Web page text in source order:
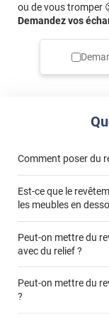
ou de vous tromper
Demandez vos
Comment poser du
«
Est-ce que le
les meubles en
Peut-on mettre du
avec du relief ?
Peut-on mettre du
?